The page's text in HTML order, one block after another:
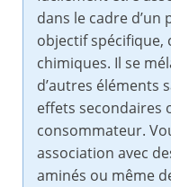
dans le cadre
objectif spécifique,
chimiques. Il se
d’autres éléments
effets secondaires
consommateur.
association avec
aminés ou même